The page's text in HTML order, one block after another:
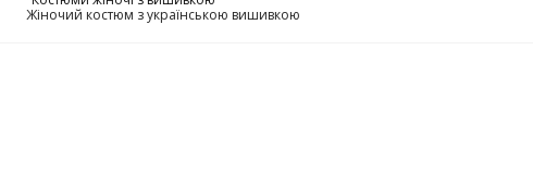
Жіночий костюм з українською вишивкою